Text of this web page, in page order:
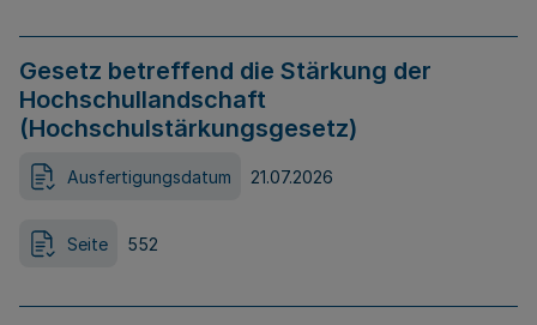
Gesetz betreffend die Stärkung der
Hochschullandschaft
(Hochschulstärkungsgesetz)
Ausfertigungsdatum 21.07.2026
Seite 552